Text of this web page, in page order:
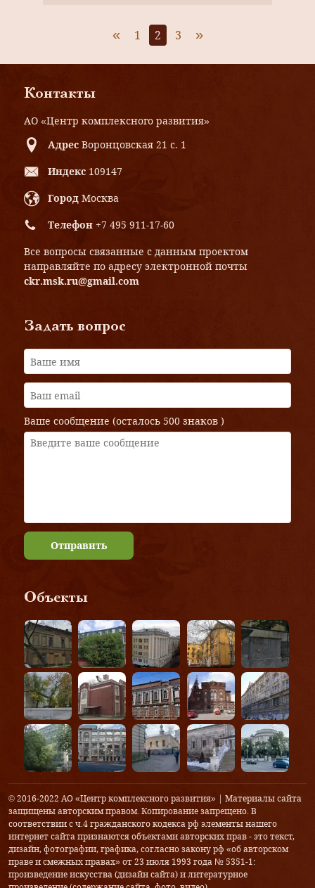
« 1 2 3 »
Контакты
АО «Центр комплексного развития»
Адрес Воронцовская 21 с. 1
Индекс 109147
Город Москва
Телефон +7 495 911-17-60
Все вопросы связанные с данным проектом
направляйте по адресу электронной почты
ckr.msk.ru@gmail.com
Задать вопрос
Ваше сообщение (осталось 500 знаков )
Отправить
Объекты
© 2016-2022 АО «Центр комплексного развития» | Материалы сайта
защищены авторским правом. Копирование запрещено. В
соответствии с ч.4 гражданского кодекса рф элементы нашего
интернет сайта признаются объектами авторских прав - это текст,
дизайн, фотографии, графика, согласно закону рф «об авторском
праве и смежных правах» от 23 июля 1993 года № 5351-1:
произведение искусства (дизайн сайта) и литературное